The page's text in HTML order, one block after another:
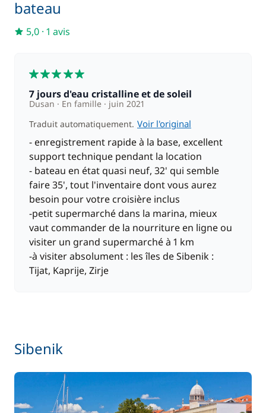
bateau
5,0 · 1 avis
7 jours d'eau cristalline et de soleil
Dusan En famille
juin 2021
Traduit automatiquement. Voir l'original
- enregistrement rapide à la base, excellent
support technique pendant la location
- bateau en état quasi neuf, 32' qui semble
faire 35', tout l'inventaire dont vous aurez
besoin pour votre croisière inclus
-petit supermarché dans la marina, mieux
vaut commander de la nourriture en ligne ou
visiter un grand supermarché à 1 km
-à visiter absolument : les îles de Sibenik :
Tijat, Kaprije, Zirje
Sibenik